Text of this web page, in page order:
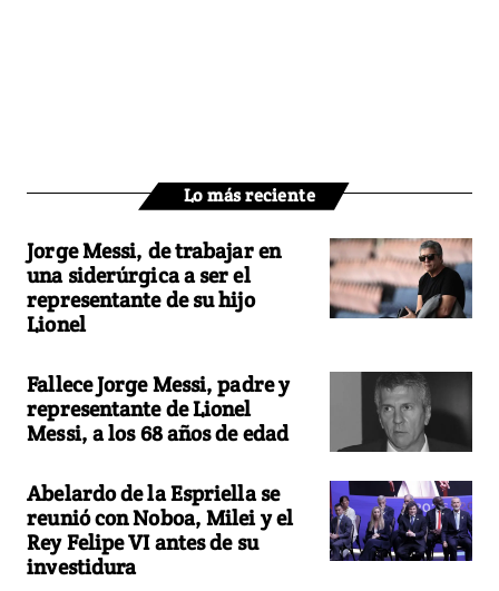
Lo más reciente
Jorge Messi, de trabajar en
una siderúrgica a ser el
representante de su hijo
Lionel
Fallece Jorge Messi, padre y
representante de Lionel
Messi, a los 68 años de edad
Abelardo de la Espriella se
reunió con Noboa, Milei y el
Rey Felipe VI antes de su
investidura